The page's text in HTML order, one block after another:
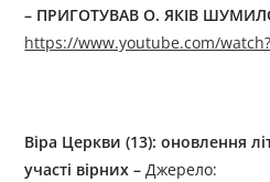
– ПРИГОТУВАВ О. ЯКІВ
https://www.youtube.com/
Віра Церкви (13):оновлення
участі вірних–Джерелo: